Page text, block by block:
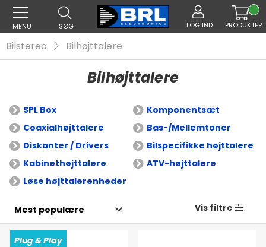
MENU SØG LOG IND PRODUKTER
Bilstereo Bilhøjttalere
Bilhøjttalere
SPL Box
Komponentsæt
Coaxialhøjttalere
Bas-/Mellemtoner
Diskanter / Drivers
Bilspecifikke højttalere
Kabinethøjttalere
ATV-højttalere
Løse højttalerenheder
Vis filtre
Plug & Play